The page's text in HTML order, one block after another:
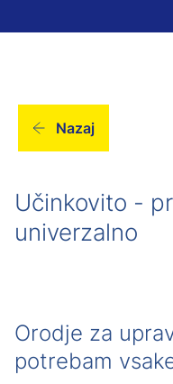
Nazaj
Učinkovito -
univerzalno
Orodje za
potrebam